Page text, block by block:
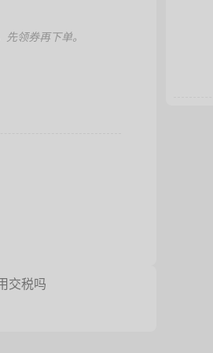
先领券再下单。
交税吗